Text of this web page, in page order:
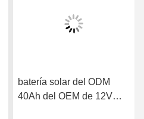
batería solar del ODM
40Ah del OEM de 12V